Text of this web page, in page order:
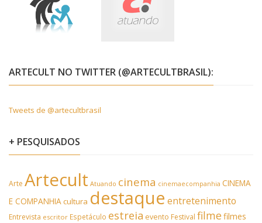
ARTECULT NO TWITTER (@ARTECULTBRASIL):
Tweets de @artecultbrasil
+ PESQUISADOS
Arte Artecult Atuando cinema cinemaecompanhia CINEMA
E COMPANHIAcultura destaque entretenimento
Entrevista escritor Espetáculo estreia evento Festival filmefilmes